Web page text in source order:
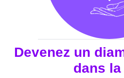
Devenez un
dans